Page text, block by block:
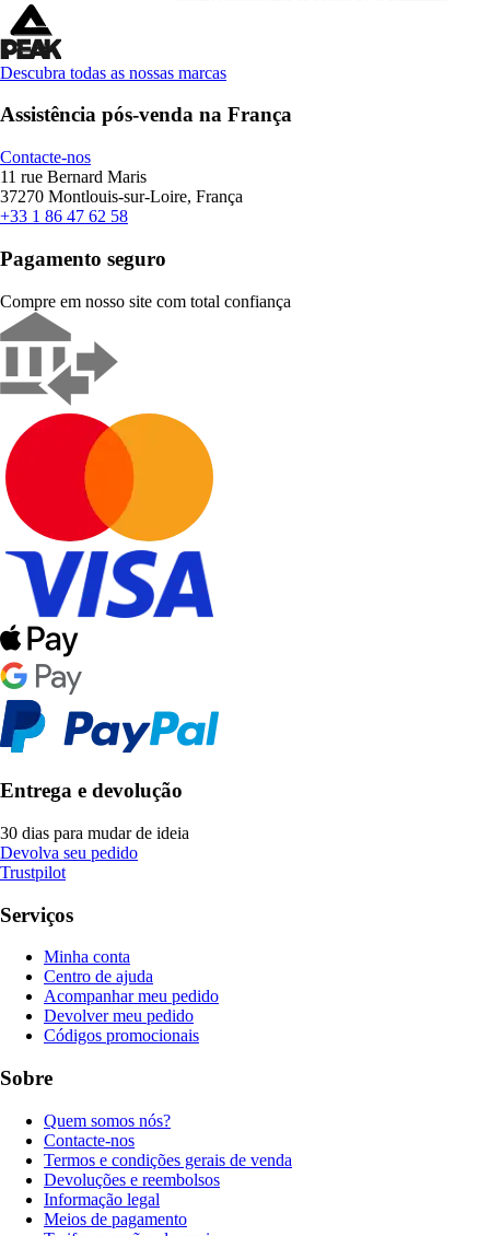
Descubra todas as nossas marcas
Assistência pós-venda na França
Contacte-nos
11 rue Bernard Maris
37270 Montlouis-sur-Loire, França
+33 1 86 47 62 58
Pagamento seguro
Compre em nosso site com total confiança
Entrega e devolução
30 dias para mudar de ideia
Devolva seu pedido
Trustpilot
Serviços
Minha conta
Centro de ajuda
Acompanhar meu pedido
Devolver meu pedido
Códigos promocionais
Sobre
Quem somos nós?
Contacte-nos
Termos e condições gerais de venda
Devoluções e reembolsos
Informação legal
Meios de pagamento